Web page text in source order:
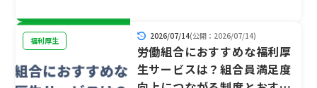
福利厚生 2026/07/14(公開：2026/07/14)
労働組合におすすめな福利厚
生サービスは？組合員満足度